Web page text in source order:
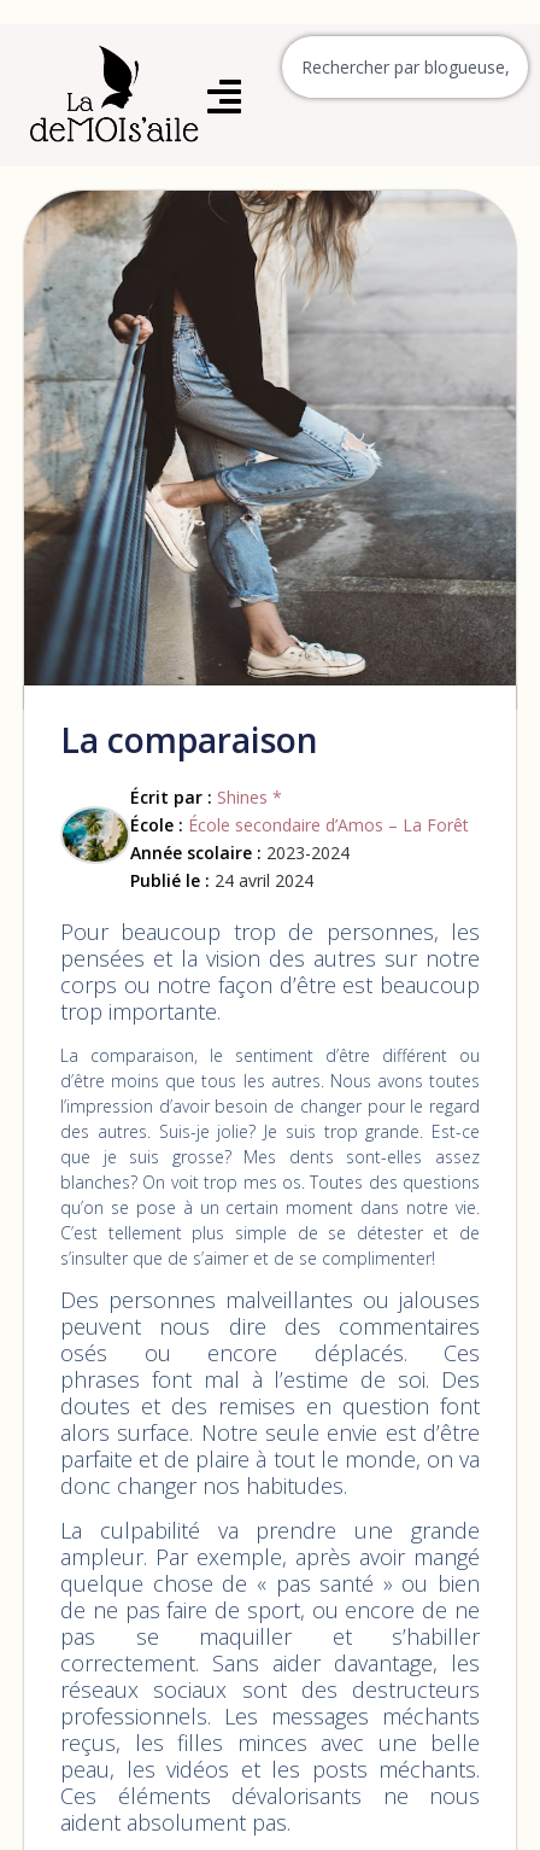
La comparaison
Écrit par : Shines *
École : École secondaire d’Amos – La Forêt
Année scolaire : 2023-2024
Publié le : 24 avril 2024
Pour beaucoup trop de personnes, les
pensées et la vision des autres sur notre
corps ou notre façon d’être est beaucoup
trop importante.
La comparaison, le sentiment d’être différent ou
d’être moins que tous les autres. Nous avons toutes
l’impression d’avoir besoin de changer pour le regard
des autres. Suis-je jolie? Je suis trop grande. Est-ce
que je suis grosse? Mes dents sont-elles assez
blanches? On voit trop mes os. Toutes des questions
qu’on se pose à un certain moment dans notre vie.
C’est tellement plus simple de se détester et de
s’insulter que de s’aimer et de se complimenter!
Des personnes malveillantes ou jalouses
peuvent nous dire des commentaires
osés ou encore déplacés. Ces
phrases font mal à l’estime de soi. Des
doutes et des remises en question font
alors surface. Notre seule envie est d’être
parfaite et de plaire à tout le monde, on va
donc changer nos habitudes.
La culpabilité va prendre une grande
ampleur. Par exemple, après avoir mangé
quelque chose de « pas santé » ou bien
de ne pas faire de sport, ou encore de ne
pas se maquiller et s’habiller
correctement. Sans aider davantage, les
réseaux sociaux sont des destructeurs
professionnels. Les messages méchants
reçus, les filles minces avec une belle
peau, les vidéos et les posts méchants.
Ces éléments dévalorisants ne nous
aident absolument pas.